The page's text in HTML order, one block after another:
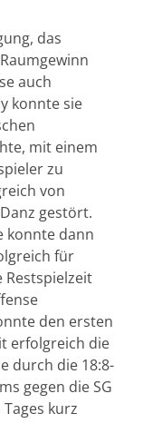
das
auch
konnte sie
mit einem
zu
von
gestört.
konnte dann
für
Restspielzeit
den ersten
erfolgreich die
durch die 18:8-
gegen die SG
kurz